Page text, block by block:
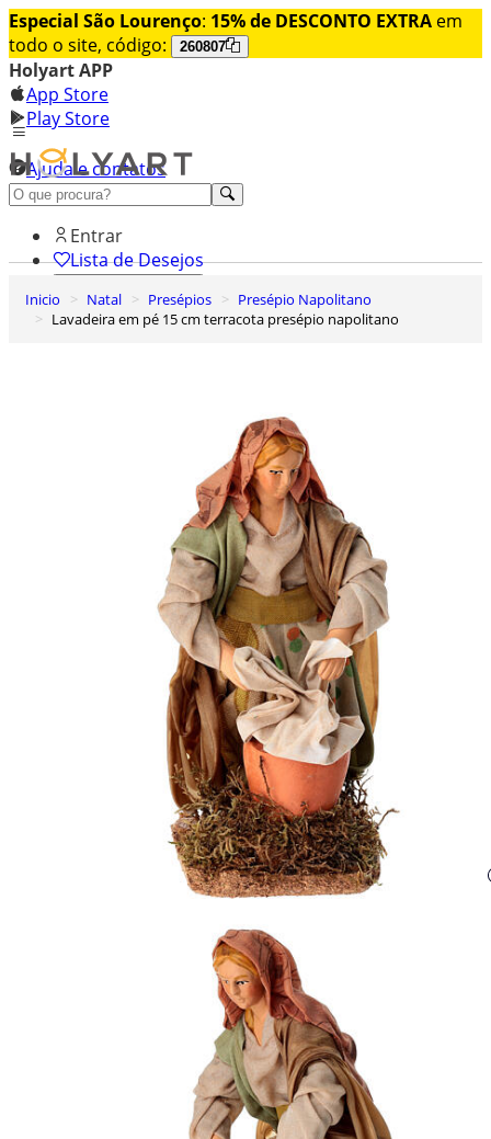
Especial São Lourenço: 15% de DESCONTO EXTRA em
todo o site, código:
260807
Holyart APP
App Store
Play Store
Ajuda e contatos
Conheça premium
Entrar
Lista de Desejos
Carrinho de Compras
Inicio Natal Presépios
Presépio Napolitano
Lavadeira em pé 15 cm terracota presépio napolitano